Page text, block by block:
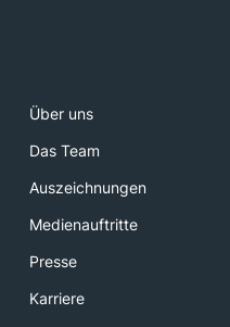
Über uns
Das Team
Auszeichnungen
Medienauftritte
Presse
Karriere